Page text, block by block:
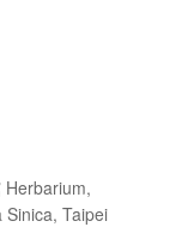
Herbarium,
Sinica, Taipei